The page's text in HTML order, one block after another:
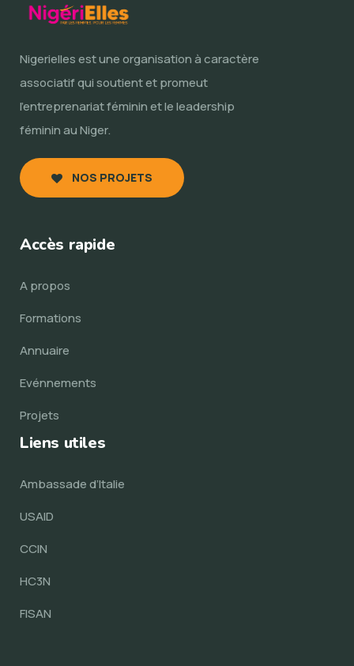
Nigerielles est une organisation à caractère
associatif qui soutient et promeut
l’entreprenariat féminin et le leadership
féminin au Niger.
NOS PROJETS
Accès rapide
A propos
Formations
Annuaire
Evénnements
Projets
Liens utiles
Ambassade d’Italie
USAID
CCIN
HC3N
FISAN